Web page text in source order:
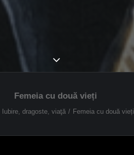
Femeia cu două vieți
Iubire, dragoste, viaţă Femeia cu două vieți